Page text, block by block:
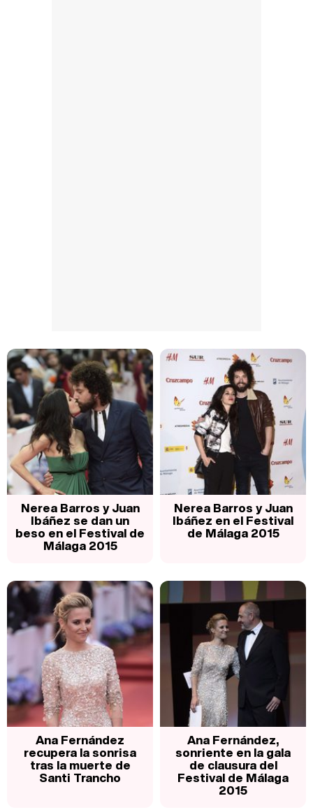
Nerea Barros y Juan
Ibáñez se dan un
beso en el Festival de
Málaga 2015
Nerea Barros y Juan
Ibáñez en el Festival
de Málaga 2015
Ana Fernández
recupera la sonrisa
tras la muerte de
Santi Trancho
Ana Fernández,
sonriente en la gala
de clausura del
Festival de Málaga
2015